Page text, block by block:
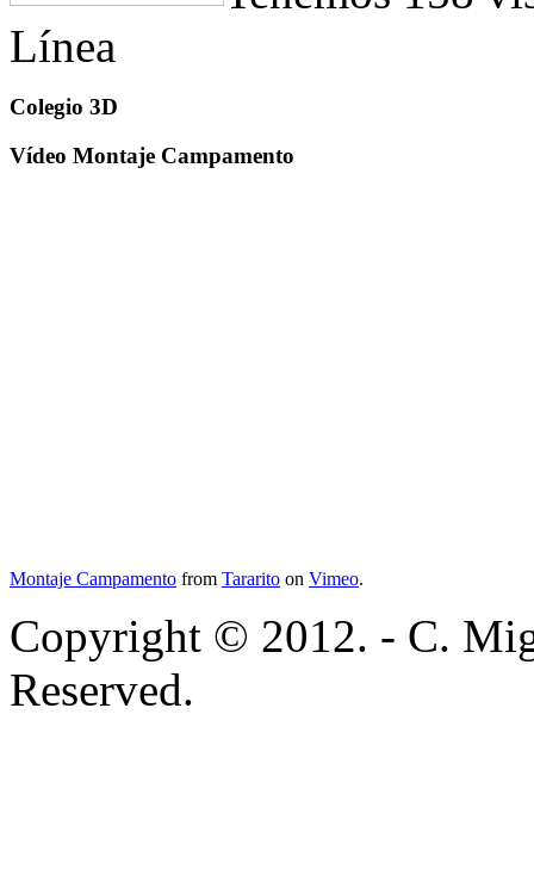
Línea
Colegio 3D
Vídeo Montaje Campamento
Montaje Campamento from Tararito on Vimeo.
Copyright © 2012. - C.
Reserved.